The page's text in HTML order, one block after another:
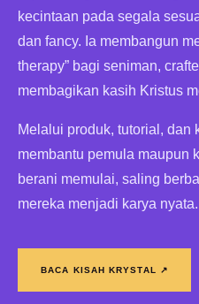
kecintaan pada segala
dan fancy. Ia membangun
therapy” bagi seniman,
membagikan kasih Kristus
Melalui produk, tutorial, dan
membantu pemula maupun
berani memulai, saling
mereka menjadi karya nyata.
BACA KISAH KRYSTAL ↗